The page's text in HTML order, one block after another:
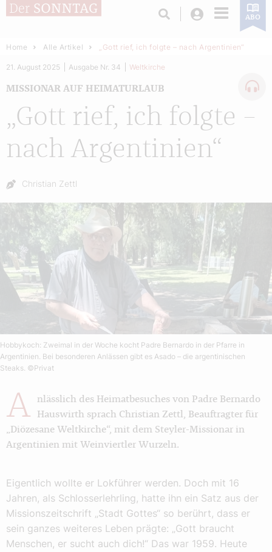
Login ABO
Home Alle Artikel „Gott rief, ich folgte – nach Argentinien“
„Gott rief, ich folgte –
nach Argentinien“
MISSIONAR AUF HEIMATURLAUB
21. August 2025 Ausgabe Nr. 34 Weltkirche
Autor:
Christian Zettl
Hobbykoch: Zweimal in der Woche kocht Padre Bernardo in der Pfarre in
Argentinien. Bei besonderen Anlässen gibt es Asado – die argentinischen
Steaks. ©Privat
A
nlässlich des Heimatbesuches von Padre Bernardo
Hauswirth sprach Christian Zettl, Beauftragter für
„Diözesane Weltkirche“, mit dem Steyler-Missionar in
Argentinien mit Weinviertler Wurzeln.
Eigentlich wollte er Lokführer werden. Doch mit 16
Jahren, als Schlosserlehrling, hatte ihn ein Satz aus der
Missionszeitschrift „Stadt Gottes“ so berührt, dass er
sein ganzes weiteres Leben prägte: „Gott braucht
Menschen, er sucht auch dich!“ Das war 1959. Heute